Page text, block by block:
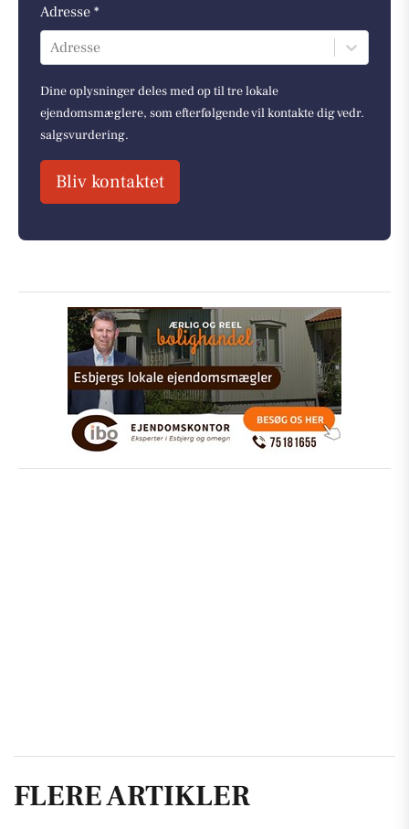
Adresse *
Adresse
Dine oplysninger deles med op til tre lokale
ejendomsmæglere, som efterfølgende vil kontakte dig vedr.
salgsvurdering.
Bliv kontaktet
FLERE ARTIKLER